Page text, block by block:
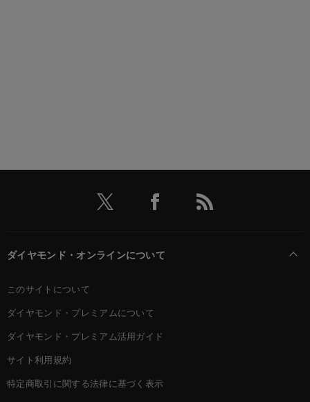
ダイヤモンド・オンラインについて
このサイトについて
ダイヤモンド・プレミアムについて
ダイヤモンド・プレミアム活用ガイド
サイト利用規約
特定商取引に関する法律に基づく表示